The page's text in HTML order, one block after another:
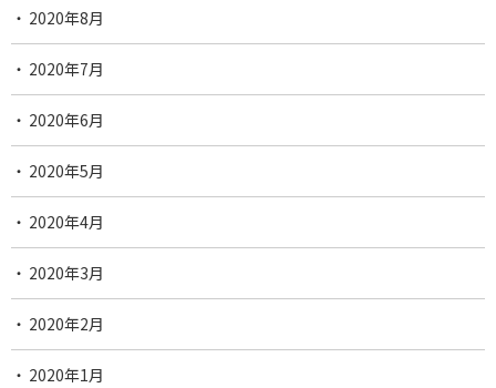
2020年8月
2020年7月
2020年6月
2020年5月
2020年4月
2020年3月
2020年2月
2020年1月